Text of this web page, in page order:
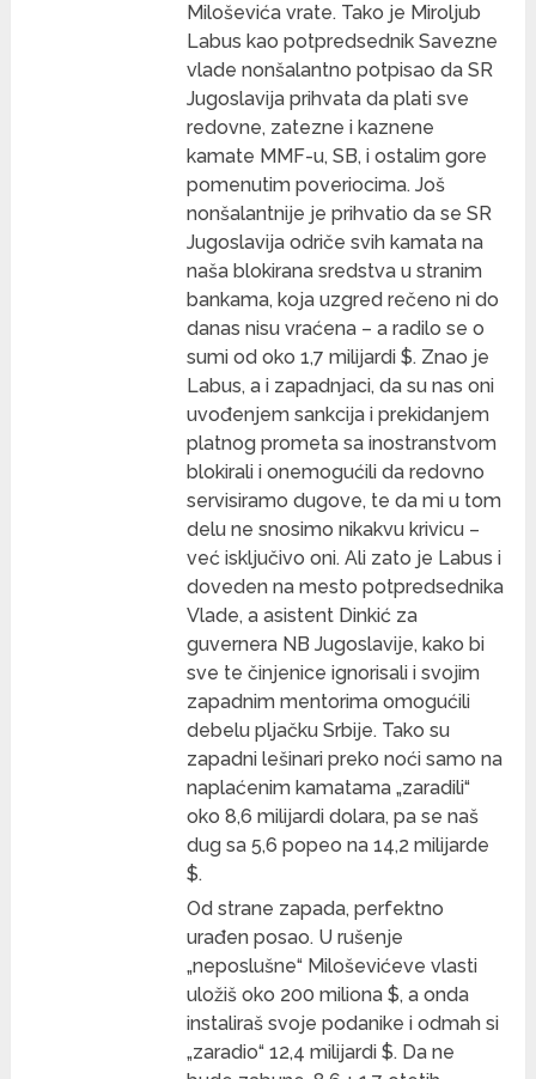
Miloševića vrate. Tako je Miroljub
Labus kao potpredsednik Savezne
vlade nonšalantno potpisao da SR
Jugoslavija prihvata da plati sve
redovne, zatezne i kaznene
kamate MMF-u, SB, i ostalim gore
pomenutim poveriocima. Još
nonšalantnije je prihvatio da se SR
Jugoslavija odriče svih kamata na
naša blokirana sredstva u stranim
bankama, koja uzgred rečeno ni do
danas nisu vraćena – a radilo se o
sumi od oko 1,7 milijardi $. Znao je
Labus, a i zapadnjaci, da su nas oni
uvođenjem sankcija i prekidanjem
platnog prometa sa inostranstvom
blokirali i onemogućili da redovno
servisiramo dugove, te da mi u tom
delu ne snosimo nikakvu krivicu –
već isključivo oni. Ali zato je Labus i
doveden na mesto potpredsednika
Vlade, a asistent Dinkić za
guvernera NB Jugoslavije, kako bi
sve te činjenice ignorisali i svojim
zapadnim mentorima omogućili
debelu pljačku Srbije. Tako su
zapadni lešinari preko noći samo na
naplaćenim kamatama „zaradili“
oko 8,6 milijardi dolara, pa se naš
dug sa 5,6 popeo na 14,2 milijarde
$.
Od strane zapada, perfektno
urađen posao. U rušenje
„neposlušne“ Miloševićeve vlasti
uložiš oko 200 miliona $, a onda
instaliraš svoje podanike i odmah si
„zaradio“ 12,4 milijardi $. Da ne